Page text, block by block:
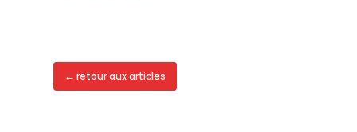
← retour aux articles